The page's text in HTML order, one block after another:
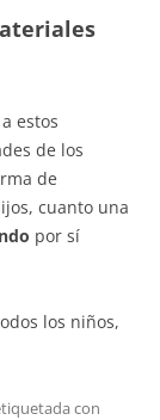
estos
de los
de
cuanto una
por sí
los niños,
con